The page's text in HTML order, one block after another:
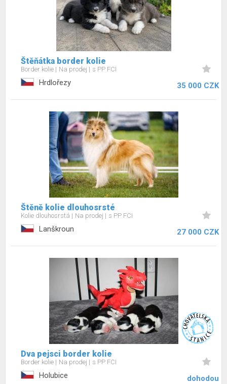
Štěňátka border kolie
Border kolie Na prodej s PP FCI
Hrdlořezy 35 000 CZK
Štěně kolie dlouhosrsté
Kolie dlouhosrstá Na prodej s PP FCI
Lanškroun 27 000 CZK
Dva pejsci border kolie
Border kolie Na prodej s PP FCI
Holubice dohodou